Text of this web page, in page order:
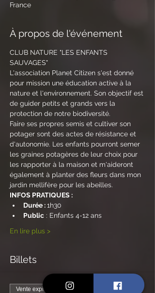
France
À propos de l'événement
CLUB NATURE "LES ENFANTS
SAUVAGES"
L'association Planet Citizen s'est donné
pour mission une éducation active à la
nature et l'environnement. Son objectif est
de guider petits et grands vers la
protection de notre biodiversité.
Faire ses propres semis et cultiver son
potager sont des actes de résistance et
d'autonomie. Les enfants pourront semer
les graines potagères de leur choix pour
les rapporter à la maison et m'aideront
également à planter des fleurs dans mon
jardin mellifère pour les abeilles.
INFOS PRATIQUES :
Durée : 1h30
Public : Enfants 4-12 ans
En lire plus >
Billets
Vente expirée